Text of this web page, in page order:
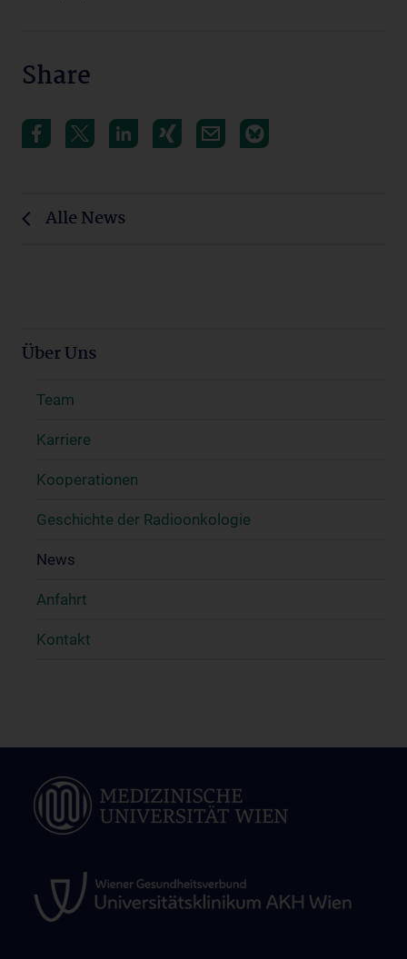
Share
Alle News
Über Uns
Team
Karriere
Kooperationen
Geschichte der Radioonkologie
News
Anfahrt
Kontakt